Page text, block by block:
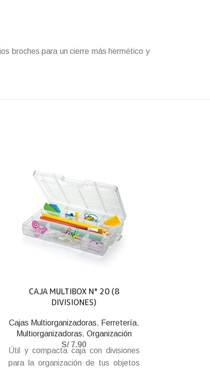
broches para un cierre más hermético y
CAJA MULTIBOX N° 20 (8
DIVISIONES)
Cajas Multiorganizadoras, Ferretería,
Multiorganizadoras, Organización
S/7.90
Útil y compacta caja con divisiones
para la organización de tus objetos